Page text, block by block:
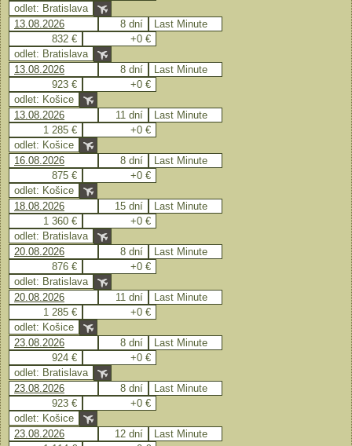
odlet: Bratislava
13.08.2026
8 dní
Last Minute
832 €
+0 €
odlet: Bratislava
13.08.2026
8 dní
Last Minute
923 €
+0 €
odlet: Košice
13.08.2026
11 dní
Last Minute
1 285 €
+0 €
odlet: Košice
16.08.2026
8 dní
Last Minute
875 €
+0 €
odlet: Košice
18.08.2026
15 dní
Last Minute
1 360 €
+0 €
odlet: Bratislava
20.08.2026
8 dní
Last Minute
876 €
+0 €
odlet: Bratislava
20.08.2026
11 dní
Last Minute
1 285 €
+0 €
odlet: Košice
23.08.2026
8 dní
Last Minute
924 €
+0 €
odlet: Bratislava
23.08.2026
8 dní
Last Minute
923 €
+0 €
odlet: Košice
23.08.2026
12 dní
Last Minute